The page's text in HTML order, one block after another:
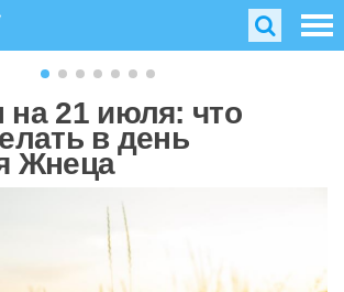
21 июля: что
в день
Жнеца